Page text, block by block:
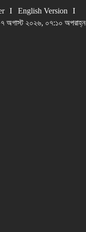
English Version
অগাস্ট ২০২৬, ০৭:১০ অপরাহ্ন